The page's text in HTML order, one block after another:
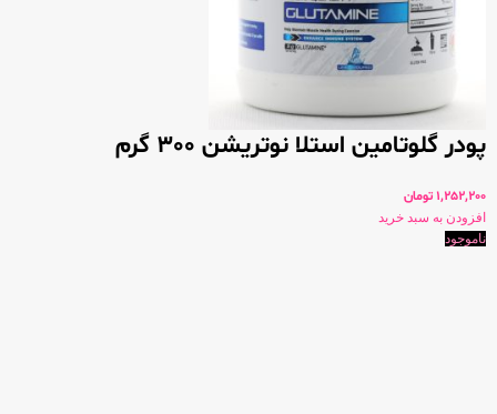
پودر گلوتامین استلا نوتریشن 300 گرم
1,252,200 تومان
افزودن به سبد خرید
ناموجود